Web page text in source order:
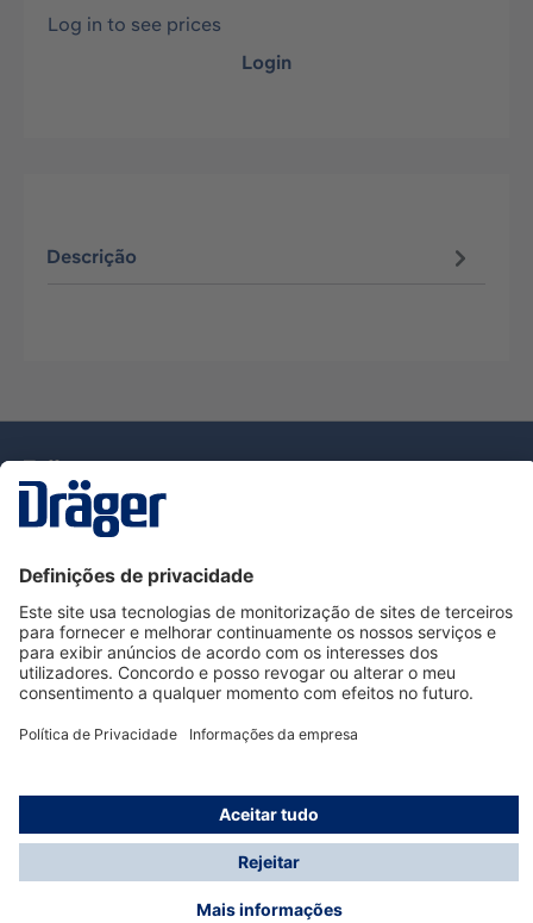
Log in to see prices
Login
Descrição
Serviço de Apoio ao Cliente Dräger
Utilização da loja
Informações
© Dräger Portugal, Lda, 2024
* Todos os preços excl. IVA mais
possíveis taxas de entrega, se não for indicado o